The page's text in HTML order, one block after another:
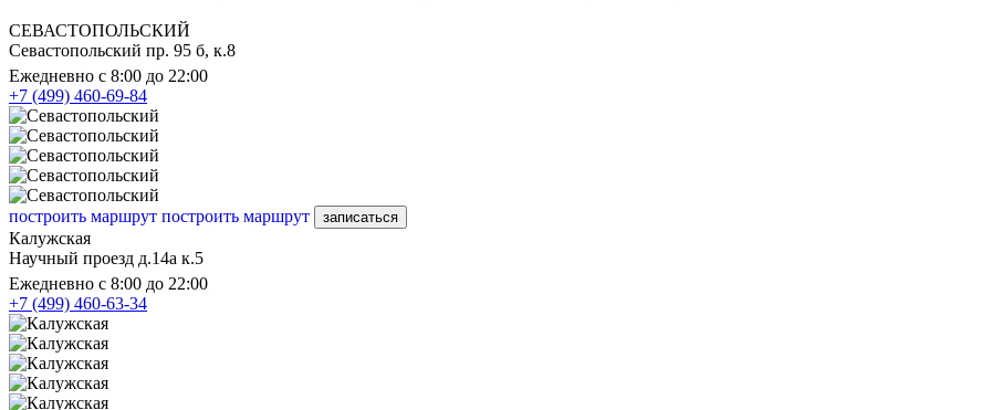
СЕВАСТОПОЛЬСКИЙ
Севастопольский пр. 95 б, к.8
Ежедневно с 8:00 до 22:00
+7 (499) 460-69-84
построить маршрут построить маршрут записаться
Калужская
Научный проезд д.14а к.5
Ежедневно с 8:00 до 22:00
+7 (499) 460-63-34